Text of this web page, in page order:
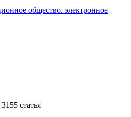
общество. электронное
3155 статья